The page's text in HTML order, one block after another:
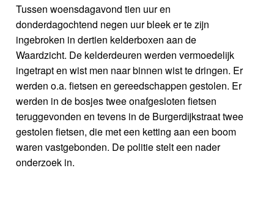
Tussen woensdagavond tien uur en
donderdagochtend negen uur bleek er te zijn
ingebroken in dertien kelderboxen aan de
Waardzicht. De kelderdeuren werden vermoedelijk
ingetrapt en wist men naar binnen wist te dringen. Er
werden o.a. fietsen en gereedschappen gestolen. Er
werden in de bosjes twee onafgesloten fietsen
teruggevonden en tevens in de Burgerdijkstraat twee
gestolen fietsen, die met een ketting aan een boom
waren vastgebonden. De politie stelt een nader
onderzoek in.